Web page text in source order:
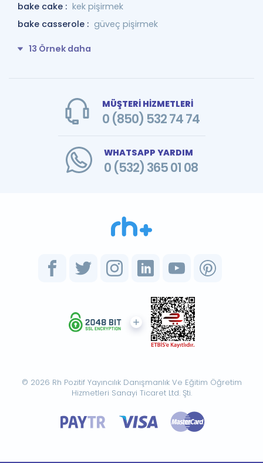
bake cake : kek pişirmek
bake casserole : güveç pişirmek
13 Örnek daha
MÜŞTERİ HİZMETLERİ
0 (850) 532 74 74
WHATSAPP YARDIM
0 (532) 365 01 08
© 2026 Rh Pozitif Yayıncılık Danışmanlık Ve Eğitim Öğretim
Hizmetleri Sanayi Ticaret Ltd. Şti.